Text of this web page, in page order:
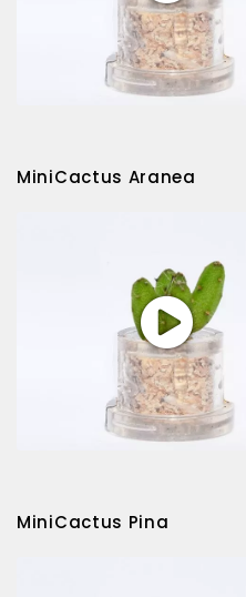
MiniCactus Aranea
MiniCactus Pina